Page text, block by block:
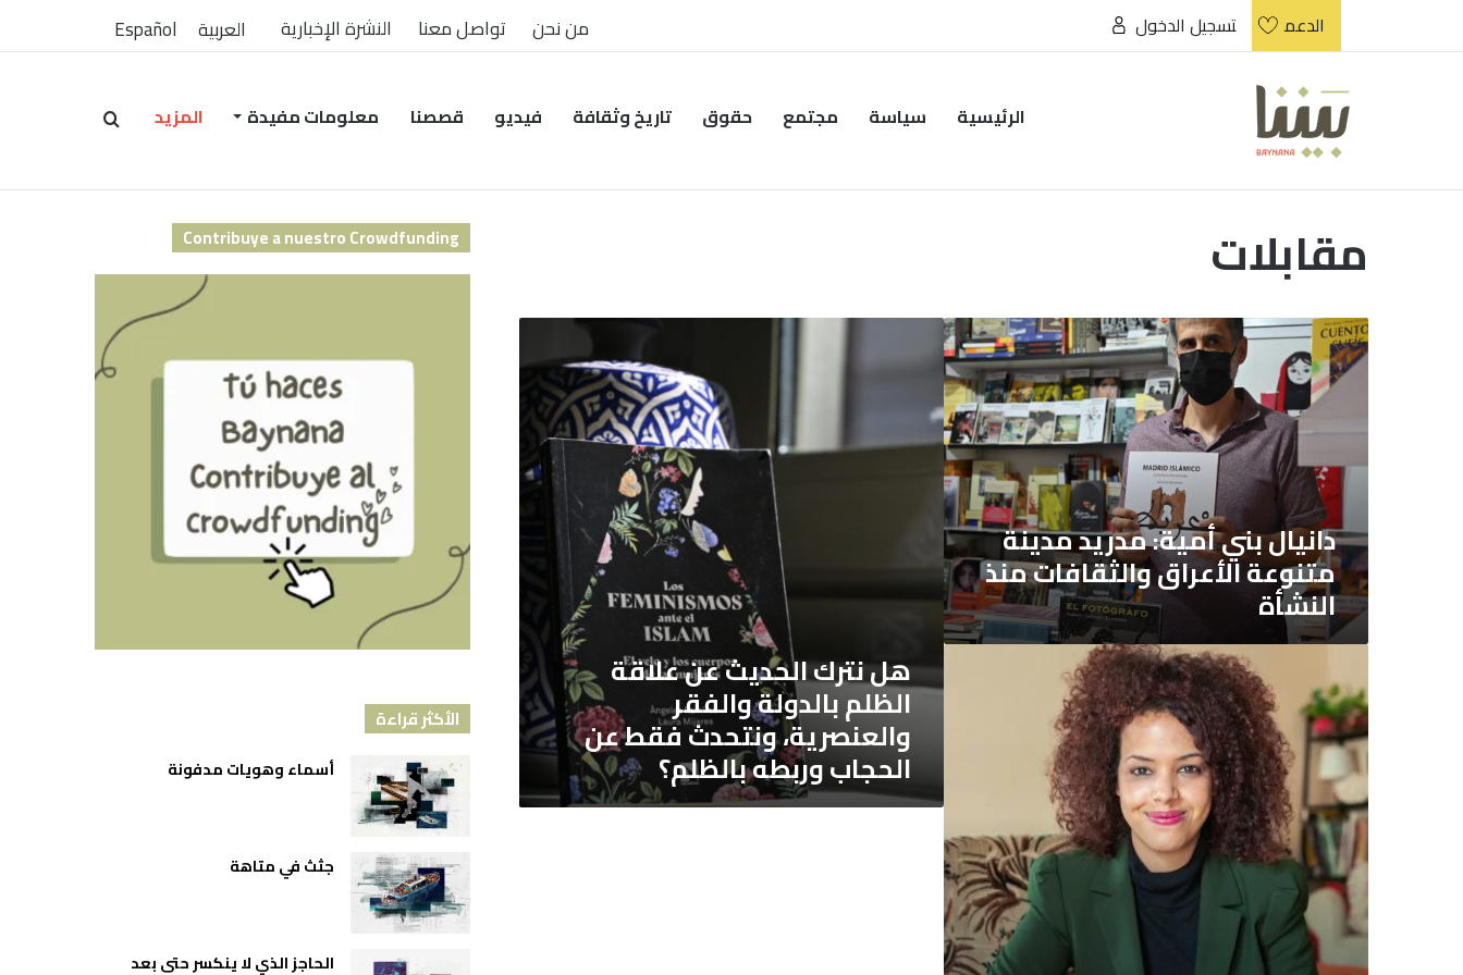
الدعم تسجيل الدخول من نحن تواصل معنا النشرة الإخبارية العربية Español
الرئيسية سياسة مجتمع حقوق تاريخ وثقافة فيديو قصصنا معلومات مفيدة المزيد بحث
مقابلات
دانيال
بني
أمية:
متنوعة
الأعراق
والثقافات
منذ
النشأة
دانيال بني أمية: مدريد مدينة
متنوعة الأعراق والثقافات منذ
النشأة
هل
نترك
الحديث
عن
علاقة
الظلم
بالدولة
والفقر
ونتحدث
فقط
عن
الحجاب
وربطه
بالظلم؟
هل نترك الحديث عن علاقة
الظلم بالدولة والفقر
والعنصرية، ونتحدث فقط عن
الحجاب وربطه بالظلم؟
“يمكن
للأجانب
أن
يجلبوا
ثروة
هائلة
للصحافة”
Contribuye a nuestro Crowdfunding
الأكثر قراءة
أسماء وهويات مدفونة
جثث في متاهة
الحاجز الذي لا ينكسر حتى بعد